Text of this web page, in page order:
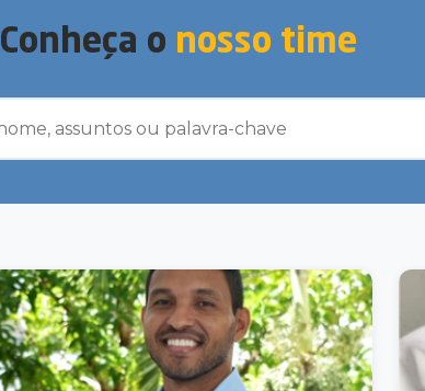
Conheça o nosso time